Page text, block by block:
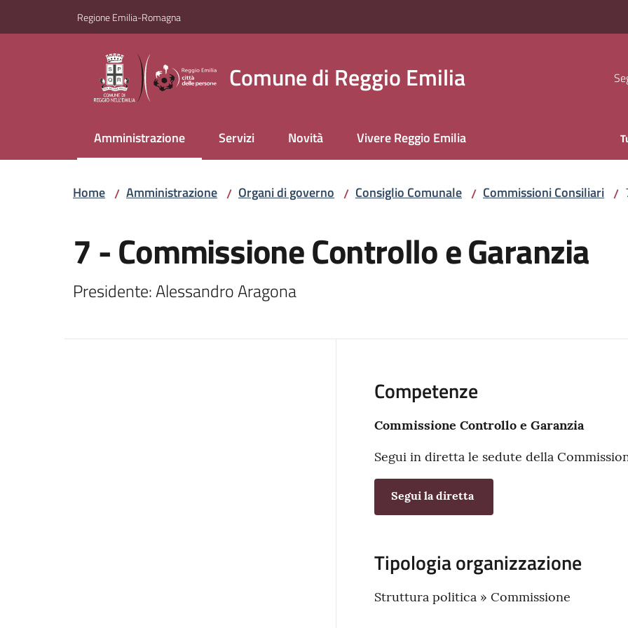
Regione Emilia-Romagna
Comune di Reggio Emilia
Amministrazione
Menu selezionato Servizi Novità Vivere Reggio Emilia
Home / Amministrazione / Organi di governo / Consiglio Comunale / Commissioni Consiliari /
7 - Commissione Controllo e Garanzia
Presidente: Alessandro Aragona
Competenze
Commissione Controllo e Garanzia
Segui in diretta le sedute della
Segui la diretta
Tipologia organizzazione
Struttura politica » Commissione